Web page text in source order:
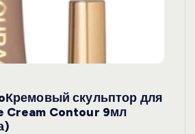
скульптор для
Cream Contour 9мл